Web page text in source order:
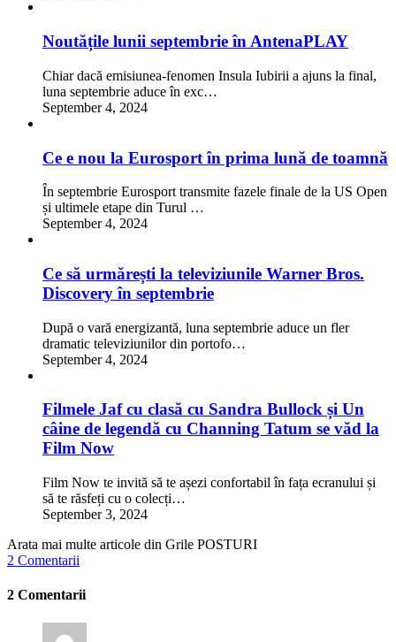
Noutățile lunii septembrie în AntenaPLAY
Chiar dacă emisiunea-fenomen Insula Iubirii a ajuns la final,
luna septembrie aduce în exc…
September 4, 2024
Ce e nou la Eurosport în prima lună de toamnă
În septembrie Eurosport transmite fazele finale de la US Open
și ultimele etape din Turul …
September 4, 2024
Ce să urmărești la televiziunile Warner Bros.
Discovery în septembrie
După o vară energizantă, luna septembrie aduce un fler
dramatic televiziunilor din portofo…
September 4, 2024
Filmele Jaf cu clasă cu Sandra Bullock și Un
câine de legendă cu Channing Tatum se văd la
Film Now
Film Now te invită să te așezi confortabil în fața ecranului și
să te răsfeți cu o colecți…
September 3, 2024
Arata mai multe articole din Grile POSTURI
2 Comentarii
2 Comentarii